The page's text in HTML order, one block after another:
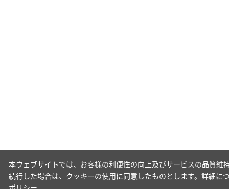
本ウェブサイトでは、お客様の利便性の向上及びサービスの品質
続行した場合は、クッキーの使用に同意したものとします。詳細